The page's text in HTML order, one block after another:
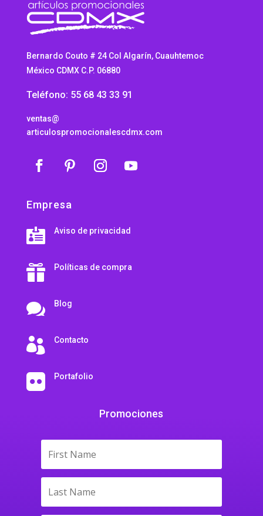
Bernardo Couto # 24 Col Algarín, Cuauhtemoc
México CDMX C.P. 06880
Teléfono: 55 68 43 33 91
ventas@
articulospromocionalescdmx.com
Empresa
 Aviso de privacidad
 Políticas de compra
 Blog
 Contacto
 Portafolio
Promociones